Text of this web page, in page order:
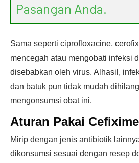
Pasangan Anda.
Sama seperti ciprofloxacine,
mencegah atau mengobati infeksi
disebabkan oleh virus. Alhasil,
dan batuk pun tidak mudah
mengonsumsi obat ini.
Aturan Pakai Cefixime
Mirip dengan jenis antibiotik
dikonsumsi sesuai dengan resep